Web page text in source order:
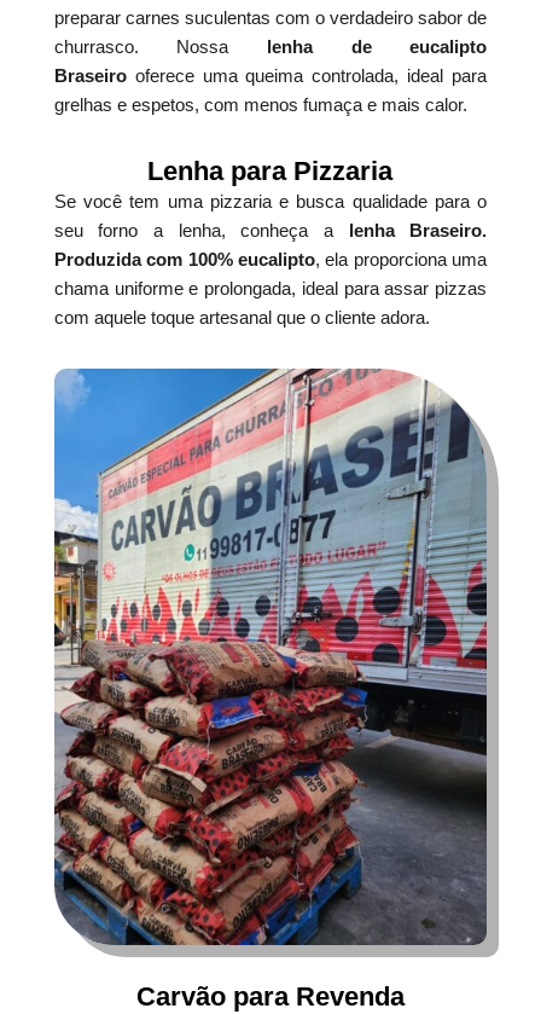
preparar carnes suculentas com o verdadeiro sabor de
churrasco. Nossa lenha de eucalipto
Braseirooferece uma queima controlada, ideal para
grelhas e espetos, com menos fumaça e mais calor.
Lenha para Pizzaria
Se você tem uma pizzaria e busca qualidade para o
seu forno a lenha, conheça a lenha Braseiro.
Produzida com 100% eucalipto, ela proporciona uma
chama uniforme e prolongada, ideal para assar pizzas
com aquele toque artesanal que o cliente adora.
Carvão para Revenda